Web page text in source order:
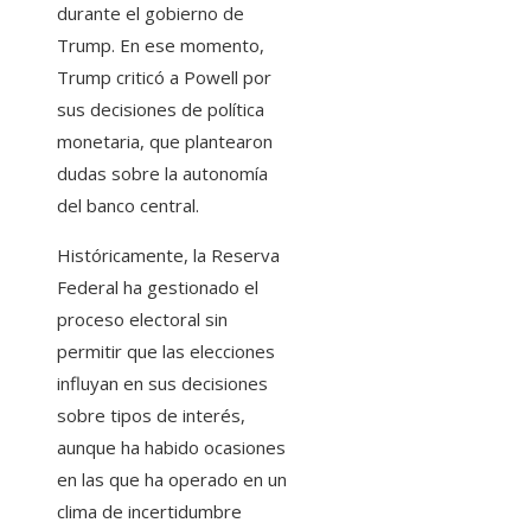
durante el gobierno de
Trump. En ese momento,
Trump criticó a Powell por
sus decisiones de política
monetaria, que plantearon
dudas sobre la autonomía
del banco central.
Históricamente, la Reserva
Federal ha gestionado el
proceso electoral sin
permitir que las elecciones
influyan en sus decisiones
sobre tipos de interés,
aunque ha habido ocasiones
en las que ha operado en un
clima de incertidumbre